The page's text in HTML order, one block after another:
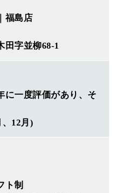
の業務を
りなし
ます
！
福島店
田字並柳68-1
に一度評価があり、そ
12月)
ト制